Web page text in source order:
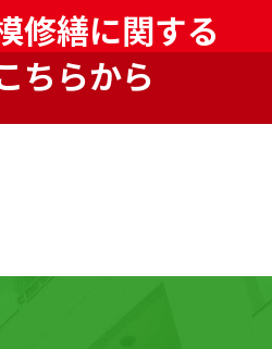
修繕に関する
ちらから